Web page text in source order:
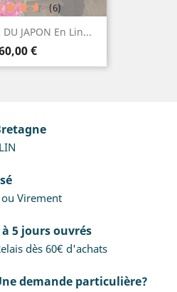
JAPON En Lin...
€
(6)
Virement
5 jours ouvrés
dès 60€ d'achats
demande particulière?